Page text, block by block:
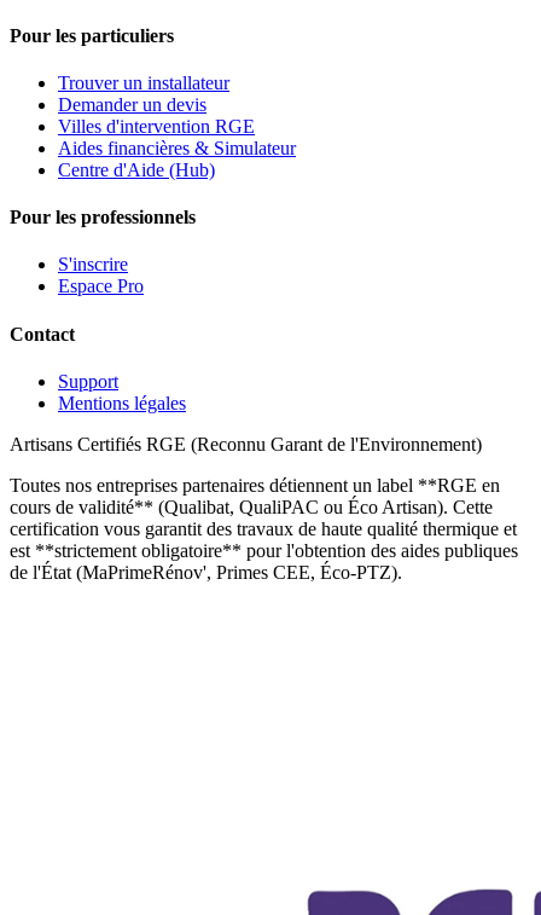
Pour les particuliers
Trouver un installateur
Demander un devis
Villes d'intervention RGE
Aides financières & Simulateur
Centre d'Aide (Hub)
Pour les professionnels
S'inscrire
Espace Pro
Contact
Support
Mentions légales
Artisans Certifiés RGE (Reconnu Garant de l'Environnement)
Toutes nos entreprises partenaires détiennent un label **RGE en
cours de validité** (Qualibat, QualiPAC ou Éco Artisan). Cette
certification vous garantit des travaux de haute qualité thermique et
est **strictement obligatoire** pour l'obtention des aides publiques
de l'État (MaPrimeRénov', Primes CEE, Éco-PTZ).